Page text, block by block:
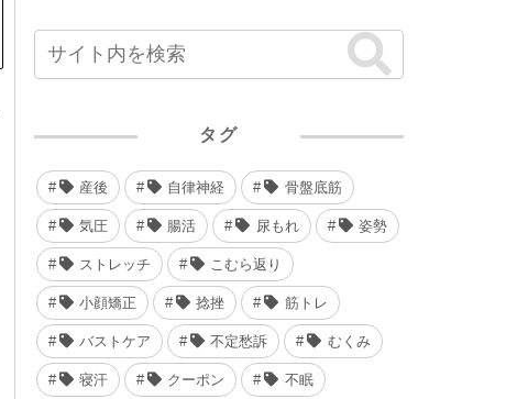
めます。けど楽なのかいつの間に
か元に戻ってます。だめだめです...
タグ
産後 自律神経 骨盤底筋
気圧 腸活 尿もれ 姿勢
ストレッチ こむら返り
小顔矯正 捻挫 筋トレ
バストケア 不定愁訴 むくみ
寝汗 クーポン 不眠